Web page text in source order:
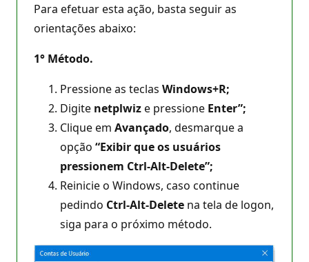
Para efetuar esta ação, basta seguir as
orientações abaixo:
1° Método.
Pressione as teclas Windows+R;
Digite netplwize pressione Enter”;
Clique em Avançado, desmarque a
opção “Exibir que os usuários
pressionem Ctrl-Alt-Delete”;
Reinicie o Windows, caso continue
pedindo Ctrl-Alt-Delete na tela de logon,
siga para o próximo método.